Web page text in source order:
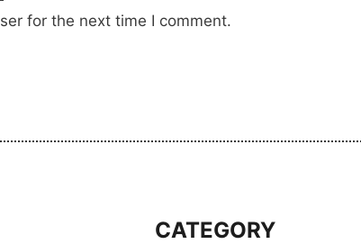
for the next time I comment.
CATEGORY